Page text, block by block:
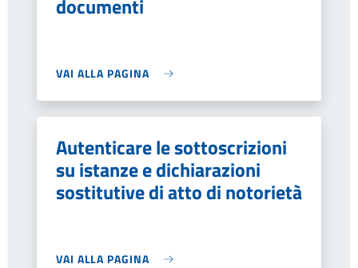
documenti
VAI ALLA PAGINA
Autenticare le sottoscrizioni
su istanze e dichiarazioni
sostitutive di atto di notorietà
VAI ALLA PAGINA